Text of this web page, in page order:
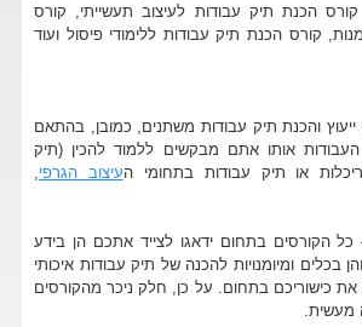
קורס הכנת תיק עבודות לעיצוב תעשייתי, קורס
קורס הכנת תיק עבודות ללימודי פיסול ועוד
ייעוץ והכנת תיק עבודות משתנים, כמובן, בהתאם
אותו אתם מבקשים ללמוד להכין (תיק
או תיק עבודות בתחומי העיצוב הגרפי
הקורסים בתחום ידאגו לצייד אתכם הן בידע
והן בכלים ומיומנויות להכנה של תיק עבודות איכותי
את כישוריכם בתחום. על כן, חלק ניכר מהקורסים
מעשית.